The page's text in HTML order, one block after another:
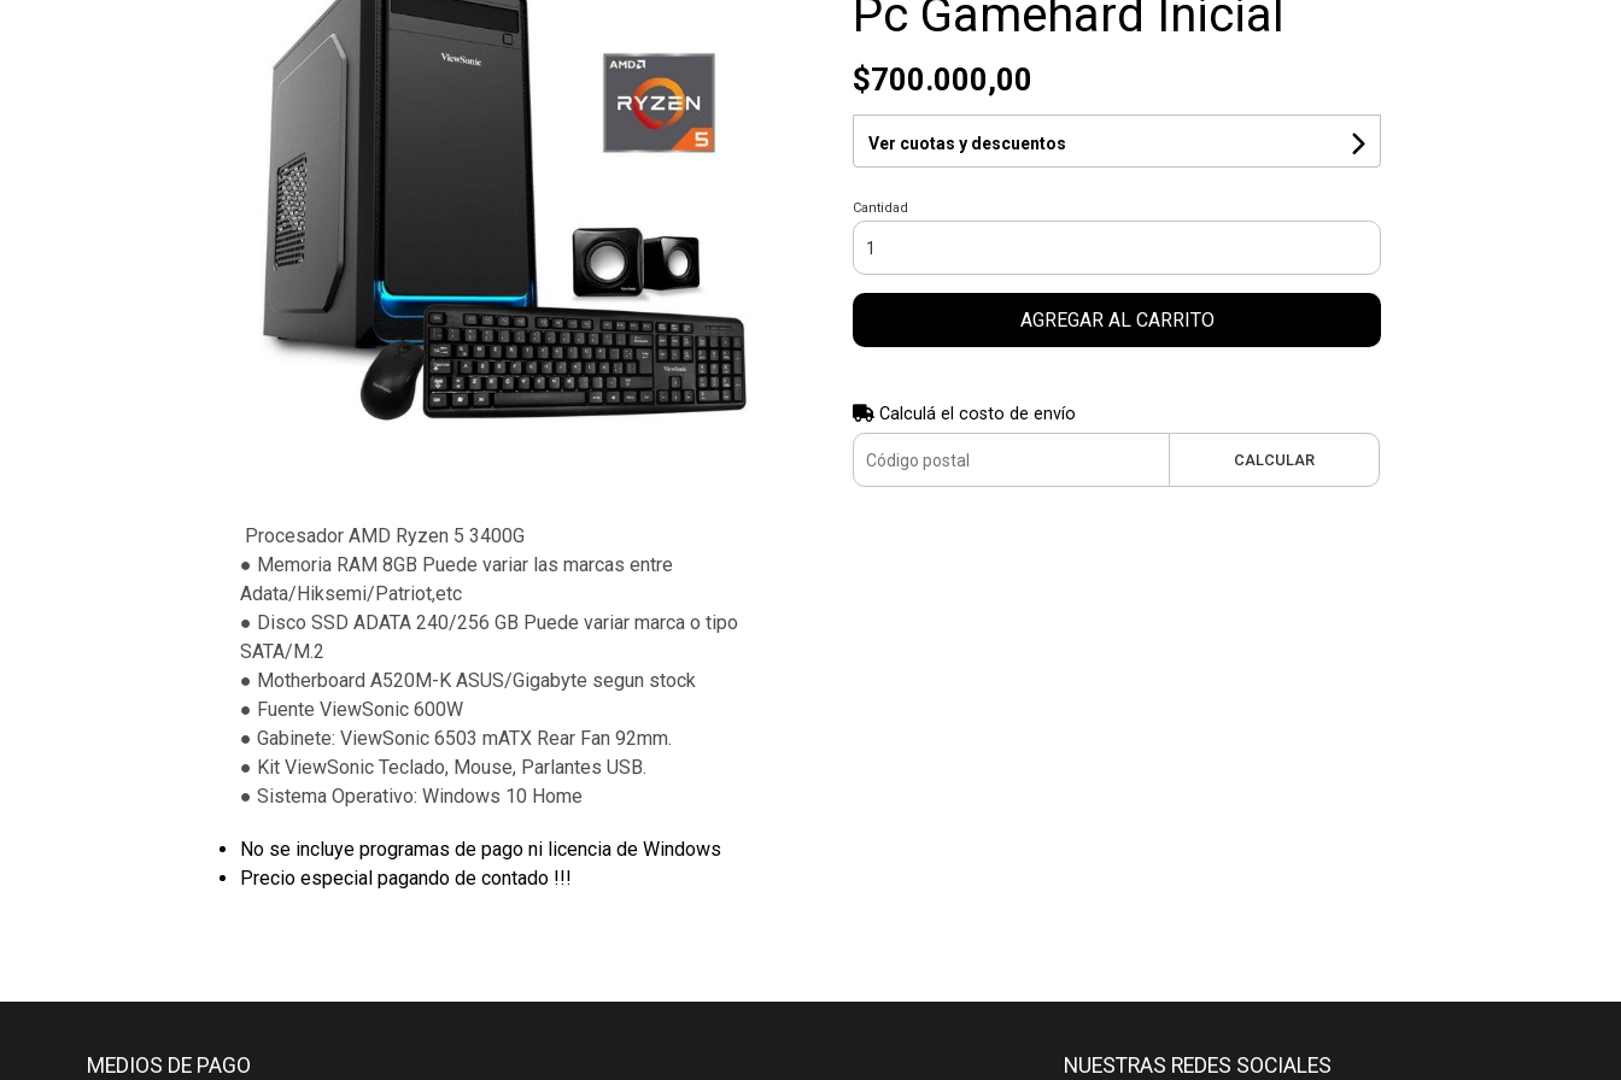
Procesador AMD Ryzen 5 3400G
● Memoria RAM 8GB Puede variar las marcas entre
Adata/Hiksemi/Patriot,etc
● Disco SSD ADATA 240/256 GB Puede variar marca o tipo
SATA/M.2
● Motherboard A520M-K ASUS/Gigabyte segun stock
● Fuente ViewSonic 600W
● Gabinete: ViewSonic 6503 mATX Rear Fan 92mm.
● Kit ViewSonic Teclado, Mouse, Parlantes USB.
● Sistema Operativo: Windows 10 Home
No se incluye programas de pago ni licencia de Windows
Precio especial pagando de contado !!!
Pc Gamehard Inicial
$700.000,00
Ver cuotas y descuentos
Cantidad
AGREGAR AL CARRITO
Calculá el costo de envío
CALCULAR
MEDIOS DE PAGO NUESTRAS REDES SOCIALES